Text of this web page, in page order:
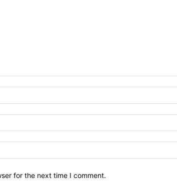
for the next time I comment.